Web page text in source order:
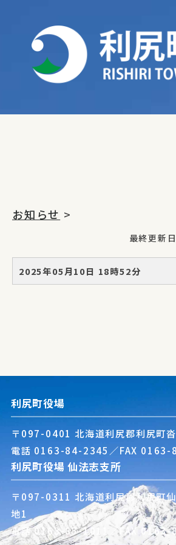
content
お知らせ >
最終更新
2025年05月10日 18時52分
利尻町役場
〒097-0401 北海道利尻郡利尻町
電話 0163-84-2345 ／FAX
利尻町役場 仙法志支所
〒097-0311 北海道利尻郡利尻町
地1
電話0163-85-1011 ／FAX